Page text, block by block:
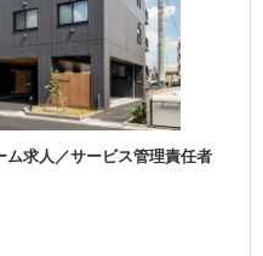
求人／サービス管理責任者